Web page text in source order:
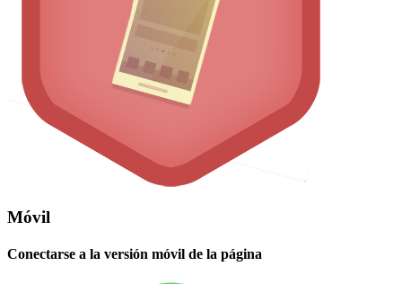
Móvil
Conectarse a la versión móvil de la página